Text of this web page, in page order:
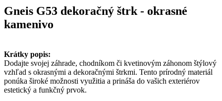
Gneis G53 dekoračný štrk - okrasné
kamenivo
Krátky popis:
Dodajte svojej záhrade, chodníkom či kvetinovým záhonom štýlový
vzhľad s okrasnými a dekoračnými štrkmi. Tento prírodný materiál
ponúka široké možnosti využitia a prináša do vašich exteriérov
estetický a funkčný prvok.